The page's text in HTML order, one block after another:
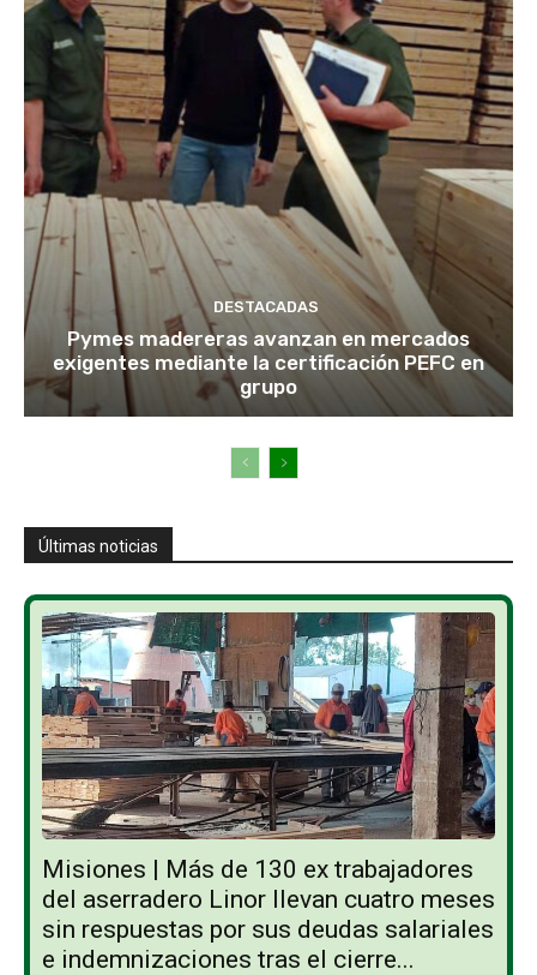
DESTACADAS
Pymes madereras avanzan en mercados
exigentes mediante la certificación PEFC en
grupo
Últimas noticias
Misiones | Más de 130 ex trabajadores
del aserradero Linor llevan cuatro meses
sin respuestas por sus deudas salariales
e indemnizaciones tras el cierre...